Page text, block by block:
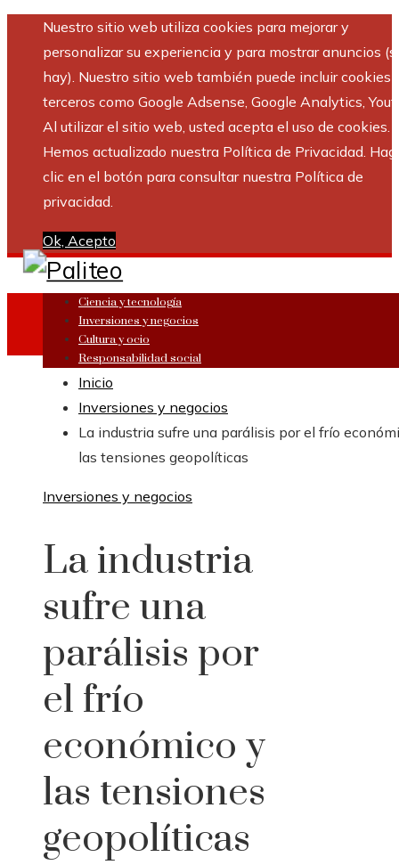
Nuestro sitio web utiliza cookies para mejorar y
personalizar su experiencia y para mostrar anuncios
hay). Nuestro sitio web también puede incluir cookies
terceros como Google Adsense, Google Analytics,
Al utilizar el sitio web, usted acepta el uso de cookies.
Hemos actualizado nuestra Política de Privacidad.
clic en el botón para consultar nuestra Política de
privacidad.
Ok, Acepto
Ciencia y tecnología
Inversiones y negocios
Cultura y ocio
Responsabilidad social
Inicio
Inversiones y negocios
La industria sufre una parálisis por el frío
las tensiones geopolíticas
Inversiones y negocios
La industria
sufre una
parálisis por
el frío
económico y
las tensiones
geopolíticas